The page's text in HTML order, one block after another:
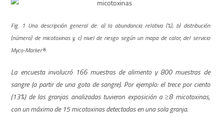
Fig. 1 Una descripción general de: a) la abundancia relativa (%); b) distribución
(número) de micotoxinas y, c) nivel de riesgo según un mapa de calor, del servicio
Myco-Marker®.
La encuesta involucró 166 muestras de alimento y 800 muestras de
sangre (a partir de una gota de sangre). Por ejemplo: el trece por ciento
(13%) de las granjas analizadas tuvieron exposición a ≥8 micotoxinas,
con un máximo de 15 micotoxinas detectadas en una sola granja.